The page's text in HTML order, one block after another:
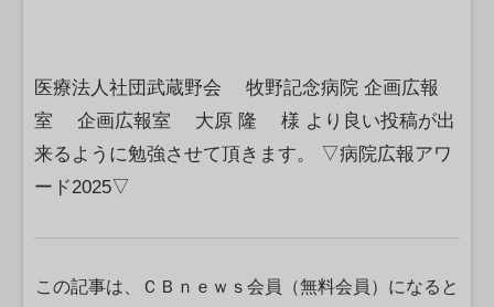
医療法人社団武蔵野会 牧野記念病院 企画広報
室 企画広報室 大原 隆 様 より良い投稿が出
来るように勉強させて頂きます。 ▽病院広報アワ
ード2025▽
この記事は、ＣＢｎｅｗｓ会員（無料会員）になると